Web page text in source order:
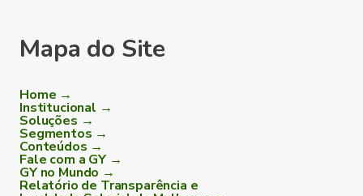
Mapa do Site
Home →
Institucional →
Soluções →
Segmentos →
Conteúdos →
Fale com a GY →
GY no Mundo →
Relatório de Transparência e